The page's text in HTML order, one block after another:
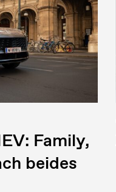
Family,
beides